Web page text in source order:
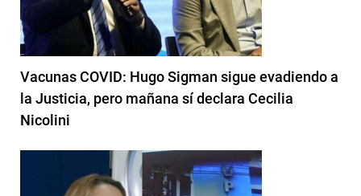
Vacunas COVID: Hugo Sigman sigue evadiendo a
la Justicia, pero mañana sí declara Cecilia
Nicolini